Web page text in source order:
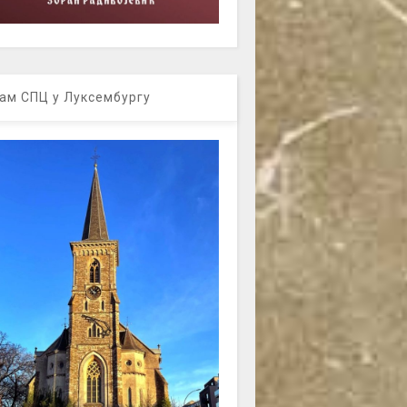
СПЦ у Луксембургу